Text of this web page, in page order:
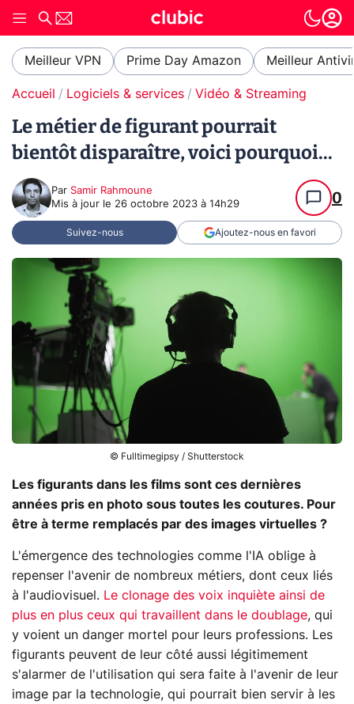
Meilleur VPN Prime Day Amazon Meilleur
Accueil Logiciels & services Vidéo & Streaming
Le métier de figurant pourrait
bientôt disparaître, voici pourquoi...
Par Samir Rahmoune
Mis à jour le 26 octobre 2023 à 14h29 0
Suivez-nous Ajoutez-nous en favori
© Fulltimegipsy / Shutterstock
Les figurants dans les films sont ces dernières
années pris en photo sous toutes les coutures. Pour
être à terme remplacés par des images virtuelles ?
L'émergence des technologies comme l'IA oblige à
repenser l'avenir de nombreux métiers, dont ceux liés
à l'audiovisuel. Le clonage des voix inquiète ainsi de
plus en plus ceux qui travaillent dans le doublage, qui
y voient un danger mortel pour leurs professions. Les
figurants peuvent de leur côté aussi légitimement
s'alarmer de l'utilisation qui sera faite à l'avenir de leur
image par la technologie, qui pourrait bien servir à les